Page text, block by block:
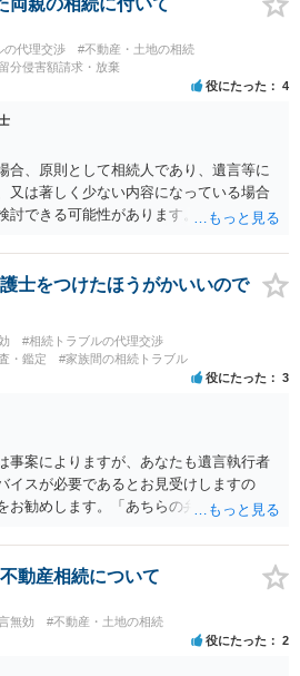
の代理交渉
#不動産・土地の相続
分侵害額請求・放棄
役にたった 4
合、原則として相続人であり、遺言等に
又は著しく少ない内容になっている場合
討できる可能性があります。ただし、
同されている可能性があります。相続登
で取得したことを知った日から３年以内
一方、遺留分侵害額請求は、相続開始お
遺贈があったことを知った時から１年で
開始から１０年が経過すると、認識の
なります。 奥様がご両親の死亡を最近
討する必要があります。ただし、死亡
ことですので、早急に戸籍、遺言の有
議書の有無を確認した方がよいでしょ
産名義を変更している場合、遺言があ
作成されているのか、奥様の署名押印が
割未了の問題として整理すべき場合もあ
本、不動産登記簿、固定資産評価証明
、弁護士に個別に相談した方がよいと思
士をつけたほうがかいいので
#相続トラブルの代理交渉
・鑑定 #家族間の相続トラブル
役にたった 3
事案によりますが、あなたも遺言執行者
イスが必要であるとお見受けしますの
お勧めします。「あちらの弁護士」（元
す。
動産相続について
無効 #不動産・土地の相続
役にたった 2